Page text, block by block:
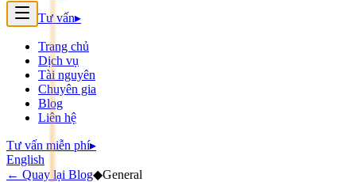
Tư vấn▸
Trang chủ
Dịch vụ
Tài nguyên
Chuyên gia
Blog
Liên hệ
Tư vấn miễn phí▸
English
← Quay lại Blog◆General